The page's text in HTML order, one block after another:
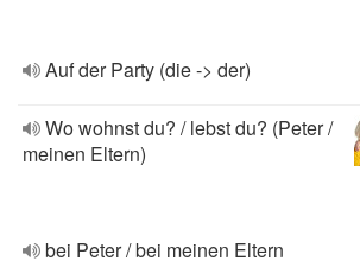
Auf der Party (die -> der)
Wo wohnst du? / lebst du? (Peter /
meinen Eltern)
bei Peter / bei meinen Eltern